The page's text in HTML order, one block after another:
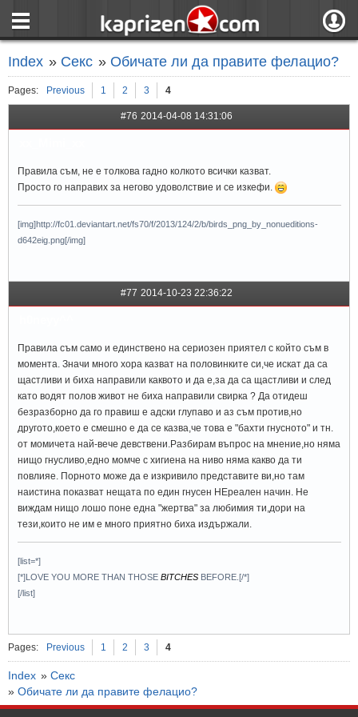
Регистрация
Вход чрез
Index » Секс »Обичате ли да правите фелацио?
Pages: Previous 1 2 3 4
#76 2014-04-08 14:31:06
Правила съм, не е толкова гадно колкото всички казват.
Просто го направих за негово удоволствие и се изкефи.
[img]http://fc01.deviantart.net/fs70/f/2013/124/2/b/birds_png_by_nonueditions-
d642eig.png[/img]
#77 2014-10-23 22:36:22
Правила съм само и единствено на сериозен приятел с който съм в
момента. Значи много хора казват на половинките си,че искат да са
щастливи и биха направили каквото и да е,за да са щастливи и след
като водят полов живот не биха направили свирка ? Да отидеш
безразборно да го правиш е адски глупаво и аз съм против,но
другото,което е смешно е да се казва,че това е "бахти гнусното" и тн.
от момичета най-вече девствени.Разбирам въпрос на мнение,но няма
нищо гнусливо,едно момче с хигиена на ниво няма какво да ти
повлияе. Порното може да е изкривило представите ви,но там
наистина показват нещата по един гнусен НЕреален начин. Не
виждам нищо лошо поне една "жертва" за любимия ти,дори на
тези,които не им е много приятно биха издържали.
[list=*]
[*]LOVE YOU MORE THAN THOSE BITCHES BEFORE.[/*]
[/list]
Pages: Previous 1 2 3 4
Index » Секс
» Обичате ли да правите фелацио?